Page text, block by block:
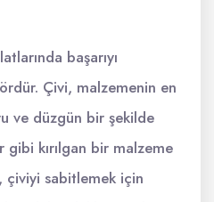
başarıyı
Çivi, malzemenin en
ve düzgün bir şekilde
gibi kırılgan bir malzeme
çiviyi sabitlemek için